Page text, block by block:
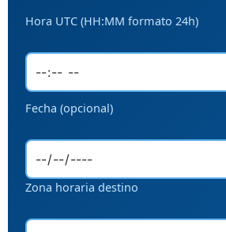
Hora UTC (HH:MM formato 24h)
Fecha (opcional)
Zona horaria destino